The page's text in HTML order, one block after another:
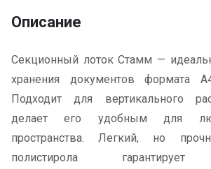
Описание
Секционный лоток Стамм —
хранения документов формата
Подходит для вертикального
делает его удобным для
пространства. Легкий, но
полистирола гарантирует